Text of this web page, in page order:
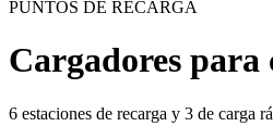
PUNTOS DE RECARGA
Cargadores para
6 estaciones de recarga y 3 de carga